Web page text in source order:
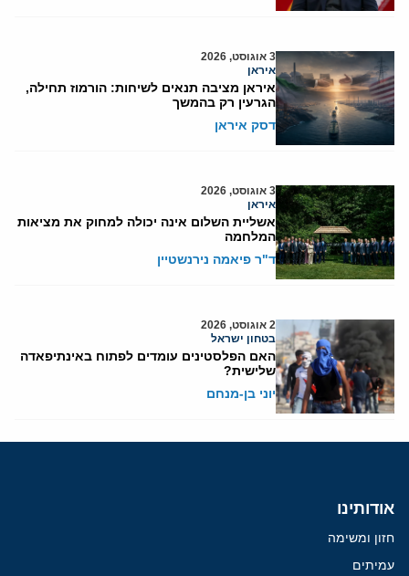
3 אוגוסט, 2026
איראן
איראן מציבה תנאים לשיחות: הורמוז תחילה,
הגרעין רק בהמשך
דסק איראן
3 אוגוסט, 2026
איראן
אשליית השלום אינה יכולה למחוק את מציאות
המלחמה
ד"ר פיאמה נירנשטיין
2 אוגוסט, 2026
בטחון ישראל
האם הפלסטינים עומדים לפתוח באינתיפאדה
שלישית?
יוני בן-מנחם
אודותינו
חזון ומשימה
עמיתים